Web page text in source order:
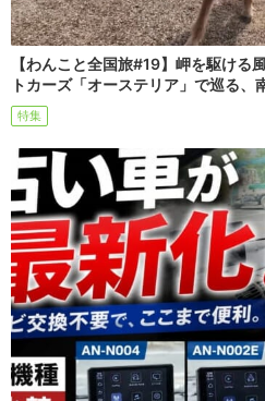
【わんこと全国旅#19】岬を駆ける
トカーズ「オーステリア」で巡る
特集